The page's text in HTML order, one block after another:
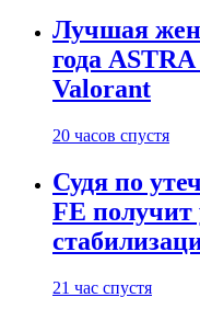
Лучшая
года
Valorant
20 часов спустя
Судя по
FE
21 час спустя